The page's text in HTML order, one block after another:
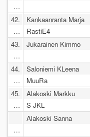
…
42.
…
Kankaanranta Marja
RastiE4
43.
…
Jukarainen Kimmo
44.
…
Saloniemi KLeena
MuuRa
45.
…
Alakoski Markku
S-JKL
…
Alakoski Sanna